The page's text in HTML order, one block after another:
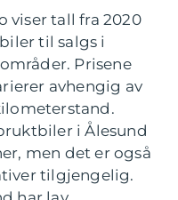
viser tall fra 2020
til salgs i
Prisene
avhengig av
i Ålesund
men det er også
tilgjengelig.